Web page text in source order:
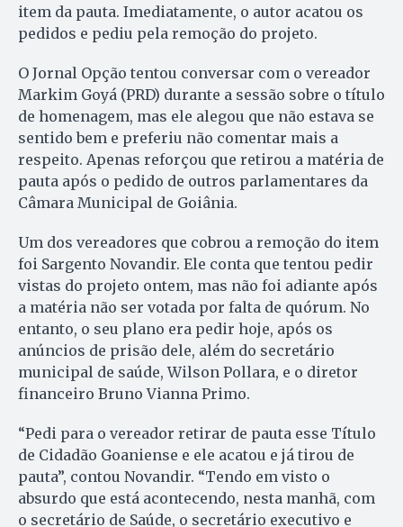
item da pauta. Imediatamente, o autor acatou os
pedidos e pediu pela remoção do projeto.
O Jornal Opção tentou conversar com o vereador
Markim Goyá (PRD) durante a sessão sobre o título
de homenagem, mas ele alegou que não estava se
sentido bem e preferiu não comentar mais a
respeito. Apenas reforçou que retirou a matéria de
pauta após o pedido de outros parlamentares da
Câmara Municipal de Goiânia.
Um dos vereadores que cobrou a remoção do item
foi Sargento Novandir. Ele conta que tentou pedir
vistas do projeto ontem, mas não foi adiante após
a matéria não ser votada por falta de quórum. No
entanto, o seu plano era pedir hoje, após os
anúncios de prisão dele, além do secretário
municipal de saúde, Wilson Pollara, e o diretor
financeiro Bruno Vianna Primo.
“Pedi para o vereador retirar de pauta esse Título
de Cidadão Goaniense e ele acatou e já tirou de
pauta”, contou Novandir. “Tendo em visto o
absurdo que está acontecendo, nesta manhã, com
o secretário de Saúde, o secretário executivo e